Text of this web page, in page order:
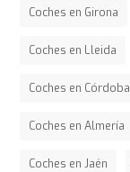
Coches en Girona
Coches en Lleida
Coches en Córdoba
Coches en Almería
Coches en Jaén